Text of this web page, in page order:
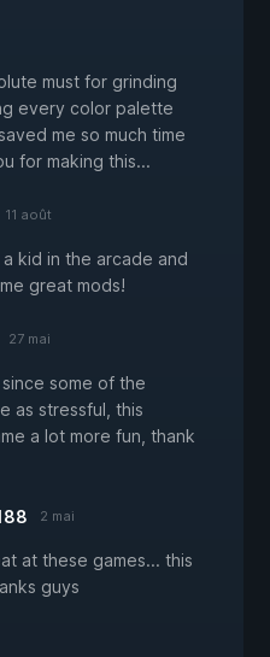
must for grinding
every color palette
me so much time
for making this...
11 août
kid in the arcade and
great mods!
27 mai
some of the
as stressful, this
a lot more fun, thank
2 mai
at these games... this
guys